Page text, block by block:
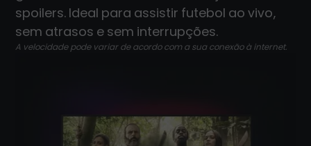
spoilers. Ideal para assistir futebol ao vivo,
sem atrasos e sem interrupções.
A velocidade pode variar de acordo com a sua conexão à internet.